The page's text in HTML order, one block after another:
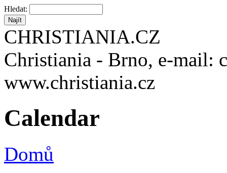
Hledat:
CHRISTIANIA.CZ
Christiania - Brno, e-mail:
www.christiania.cz
Calendar
Domů